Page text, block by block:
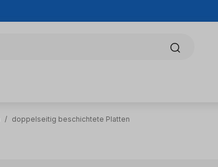
/ doppelseitig beschichtete Platten